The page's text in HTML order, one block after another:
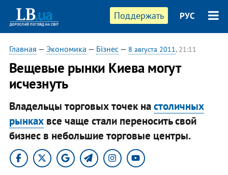
Поддержать РУС
Главная — Экономика — Бізнес— 8 августа 2011, 21:11
Вещевые рынки Киева могут
исчезнуть
Владельцы торговых точек настоличных
рынкахвсе чаще стали переносить свой
бизнес в небольшие торговые центры.